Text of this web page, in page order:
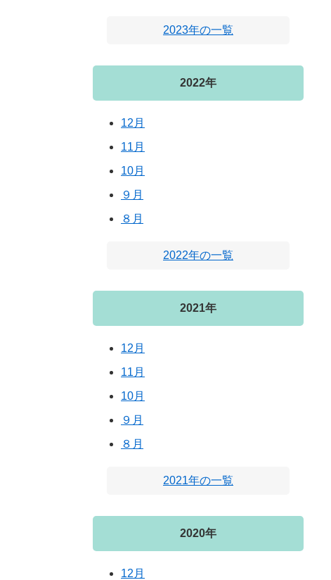
2023年の一覧
2022年
12月
11月
10月
９月
８月
2022年の一覧
2021年
12月
11月
10月
９月
８月
2021年の一覧
2020年
12月